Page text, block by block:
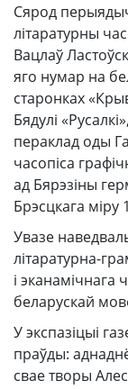
Сярод
літаратурны
Вацлаў
яго нумар на
старонках
Бядулі
пераклад оды
часопіса
ад Бярэзіны
Брэсцкага міру
Увазе
літаратурна-
і эканамічнага
беларускай
У экспазіцыі
праўды:
свае творы